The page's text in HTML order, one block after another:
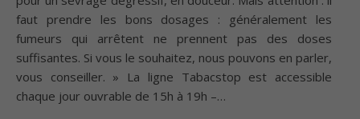
faut prendre les bons dosages : généralement les
fumeurs qui arrêtent ne prennent pas des doses
suffisantes. Si vous le souhaitez, nous pouvons en parler,
vous conseiller. » La ligne Tabacstop est accessible
chaque jour ouvrable de 15h à 19h –…